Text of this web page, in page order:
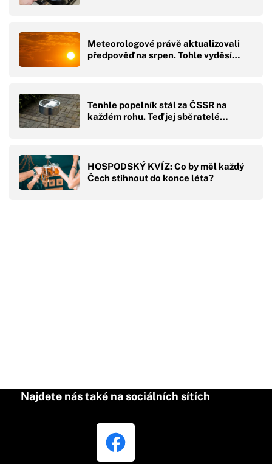
Meteorologové právě aktualizovali
předpověď na srpen. Tohle vyděsí…
Tenhle popelník stál za ČSSR na
každém rohu. Teď jej sběratelé…
HOSPODSKÝ KVÍZ: Co by měl každý
Čech stihnout do konce léta?
Najdete nás také na sociálních sítích